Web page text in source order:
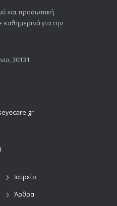
και προσωπική
καθημερινά για την
30131
Ιατρείο
Άρθρα